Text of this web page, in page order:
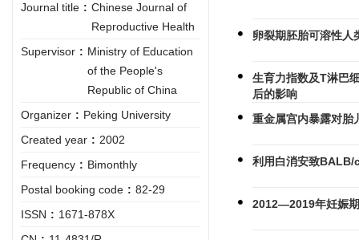
Journal title : Chinese Journal of
Reproductive Health
Supervisor : Ministry of Education
of the People's
Republic of China
Organizer : Peking University
Created year : 2002
Frequency : Bimonthly
Postal booking code : 82-29
ISSN : 1671-878X
卵裂期胚胎可溶性人
生育力指数及T淋巴
后的影响
重金属宫内暴露对胎
利用白消安致BALB/
2012—2019年妊娠